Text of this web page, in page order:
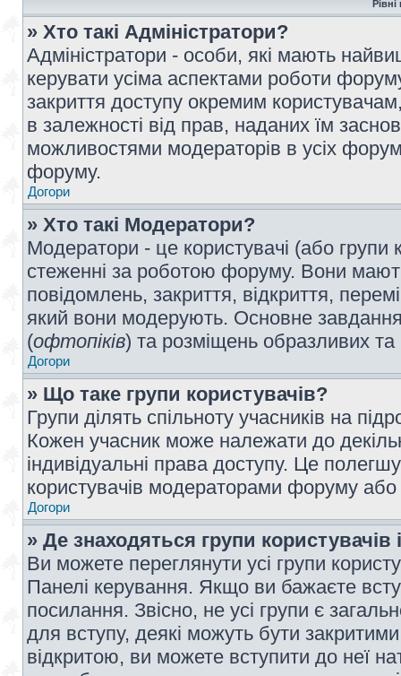
Рівні
» Хто такі Адміністратори?
Адміністратори - особи, які мають
керувати усіма аспектами роботи
закриття доступу окремим
в залежності від прав, наданих їм
можливостями модераторів в усіх
форуму.
Догори
» Хто такі Модератори?
Модератори - це користувачі (або
стеженні за роботою форуму. Вони
повідомлень, закриття, відкриття,
який вони модерують. Основне
(офтопіків) та розміщень образливих
Догори
» Що таке групи користувачів?
Групи ділять спільноту учасників на
Кожен учасник може належати до
індивідуальні права доступу. Це
користувачів модераторами форуму
Догори
» Де знаходяться групи користувачів
Ви можете переглянути усі групи
Панелі керування. Якщо ви бажаєте
посилання. Звісно, не усі групи є
для вступу, деякі можуть бути
відкритою, ви можете вступити до неї